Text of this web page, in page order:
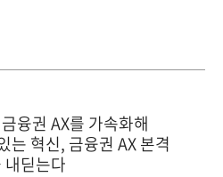
융권 AX를 가속화해
는 혁신, 금융권 AX 본격
내딛는다